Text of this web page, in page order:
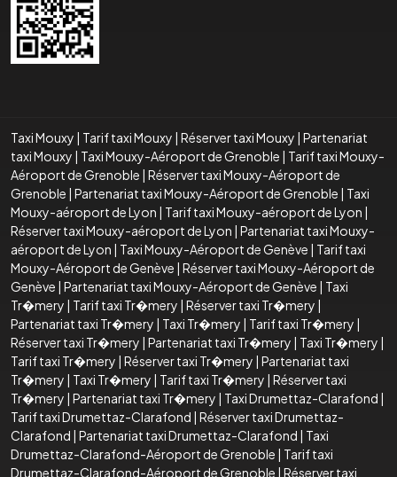
Taxi Mouxy | Tarif taxi Mouxy | Réserver taxi Mouxy | Partenariat
taxi Mouxy | Taxi Mouxy-Aéroport de Grenoble | Tarif taxi Mouxy-
Aéroport de Grenoble | Réserver taxi Mouxy-Aéroport de
Grenoble | Partenariat taxi Mouxy-Aéroport de Grenoble | Taxi
Mouxy-aéroport de Lyon | Tarif taxi Mouxy-aéroport de Lyon |
Réserver taxi Mouxy-aéroport de Lyon | Partenariat taxi Mouxy-
aéroport de Lyon | Taxi Mouxy-Aéroport de Genève | Tarif taxi
Mouxy-Aéroport de Genève | Réserver taxi Mouxy-Aéroport de
Genève | Partenariat taxi Mouxy-Aéroport de Genève | Taxi
Tr�mery | Tarif taxi Tr�mery | Réserver taxi Tr�mery |
Partenariat taxi Tr�mery | Taxi Tr�mery | Tarif taxi Tr�mery |
Réserver taxi Tr�mery | Partenariat taxi Tr�mery | Taxi Tr�mery |
Tarif taxi Tr�mery | Réserver taxi Tr�mery | Partenariat taxi
Tr�mery | Taxi Tr�mery | Tarif taxi Tr�mery | Réserver taxi
Tr�mery | Partenariat taxi Tr�mery | Taxi Drumettaz-Clarafond |
Tarif taxi Drumettaz-Clarafond | Réserver taxi Drumettaz-
Clarafond | Partenariat taxi Drumettaz-Clarafond | Taxi
Drumettaz-Clarafond-Aéroport de Grenoble | Tarif taxi
Drumettaz-Clarafond-Aéroport de Grenoble | Réserver taxi